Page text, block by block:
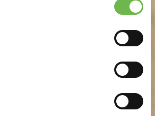
oder widerrufen
über Ihre geografische Lage
(Fingerprinting) identifizieren
darüber, wie Ihre persönlichen Daten